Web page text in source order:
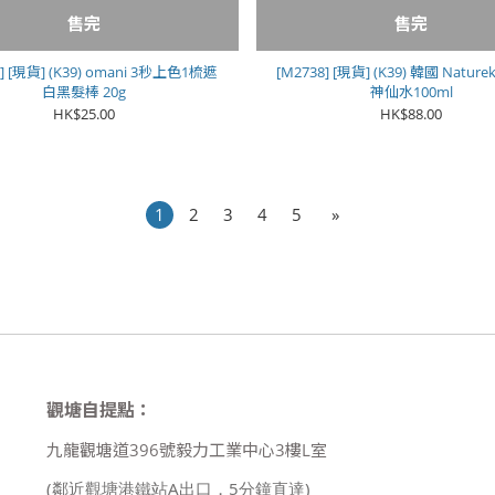
售完
[現貨] (K39) omani 3秒上色1梳遮
白黑髮棒 20g
HK$25.00
售完
[M2738] [現貨] (K39) 韓國
神仙水100ml
HK$88.00
1 2 3 4 5 »
觀塘自提點：
九龍觀塘道396號毅力工業中心3樓L室
(鄰近觀塘港鐵站A出口，5分鐘直達)